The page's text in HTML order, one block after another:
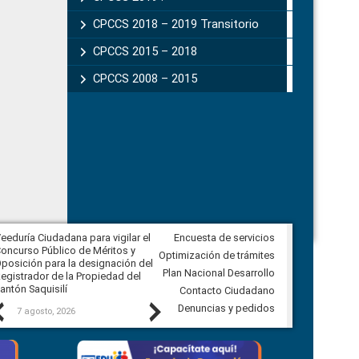
CPCCS 2018 – 2019 Transitorio
CPCCS 2015 – 2018
CPCCS 2008 – 2015
Previous
Ciudadana para vigilar el
Público de Méritos y
para la designación del
de la Propiedad del
Saquisilí
7 agosto, 2026
Veeduría Ciudadana para vigilar la
construcción del asfaltado de
Ballenita del cantón Santa Elena
7 agosto, 2026
Next
Encuesta de servicios
Optimización de trámites
Plan Nacional Desarrollo
Contacto Ciudadano
Denuncias y pedidos